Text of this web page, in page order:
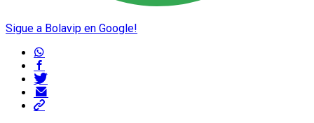
Sigue a Bolavip en Google!